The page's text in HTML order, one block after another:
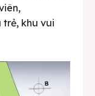
trẻ, khu vui